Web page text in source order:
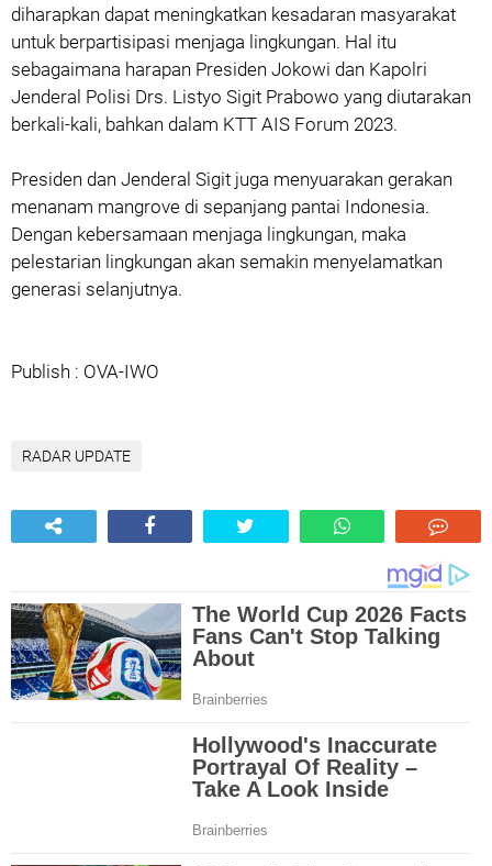
diharapkan dapat meningkatkan kesadaran masyarakat
untuk berpartisipasi menjaga lingkungan. Hal itu
sebagaimana harapan Presiden Jokowi dan Kapolri
Jenderal Polisi Drs. Listyo Sigit Prabowo yang diutarakan
berkali-kali, bahkan dalam KTT AIS Forum 2023.
Presiden dan Jenderal Sigit juga menyuarakan gerakan
menanam mangrove di sepanjang pantai Indonesia.
Dengan kebersamaan menjaga lingkungan, maka
pelestarian lingkungan akan semakin menyelamatkan
generasi selanjutnya.
Publish : OVA-IWO
RADAR UPDATE